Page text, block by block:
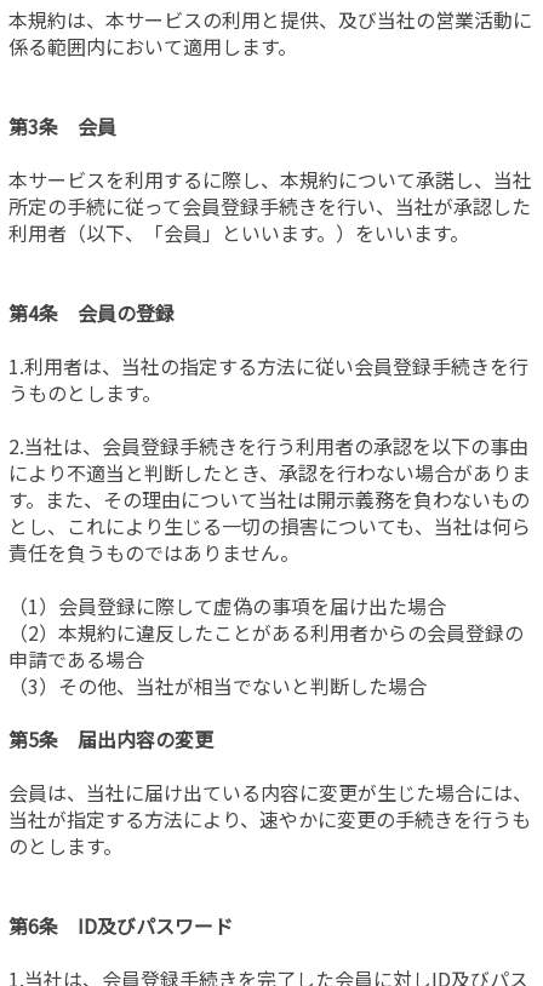
本規約は、本サービスの利用と提供、及び当社の営業活動に
係る範囲内において適用します。
第3条 会員
本サービスを利用するに際し、本規約について承諾し、当社
所定の手続に従って会員登録手続きを行い、当社が承認した
利用者（以下、「会員」といいます。）をいいます。
第4条 会員の登録
1.利用者は、当社の指定する方法に従い会員登録手続きを行
うものとします。
2.当社は、会員登録手続きを行う利用者の承認を以下の事由
により不適当と判断したとき、承認を行わない場合がありま
す。また、その理由について当社は開示義務を負わないもの
とし、これにより生じる一切の損害についても、当社は何ら
責任を負うものではありません。
（1）会員登録に際して虚偽の事項を届け出た場合
（2）本規約に違反したことがある利用者からの会員登録の
申請である場合
（3）その他、当社が相当でないと判断した場合
第5条 届出内容の変更
会員は、当社に届け出ている内容に変更が生じた場合には、
当社が指定する方法により、速やかに変更の手続きを行うも
のとします。
第6条 ID及びパスワード
1.当社は、会員登録手続きを完了した会員に対しID及びパス